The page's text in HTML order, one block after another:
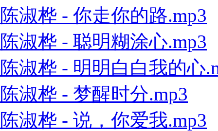
陈淑桦 - 你走你的路.mp3
陈淑桦 - 聪明糊涂心.mp3
陈淑桦 - 明明白白我的心
陈淑桦 - 梦醒时分.mp3
陈淑桦 - 说，你爱我.mp3